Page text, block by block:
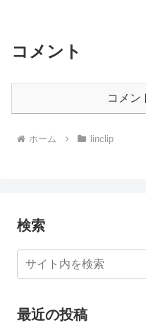
コメント
コメン
ホーム linclip
検索
最近の投稿